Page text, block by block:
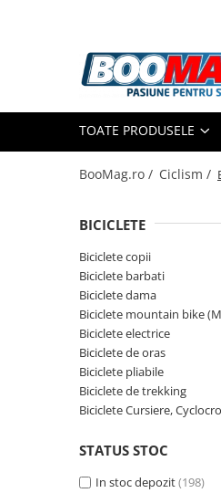
Toate Produsele
Biciclete
Biciclete copii
Biciclete barbati
Biciclete mountain bike
Biciclete electrice
Biciclete de oras
Biciclete pliabile
Biciclete de trekking
Scaun bicicleta copii
Chei si scule bicicleta
TOATE PRODUSELE
BooMag.ro / Ciclism /
BICICLETE
Biciclete copii
Biciclete barbati
Biciclete dama
Biciclete mountain bike
Biciclete electrice
Biciclete de oras
Biciclete pliabile
Biciclete de trekking
Biciclete Cursiere,
STATUS STOC
In stoc depozit(198)